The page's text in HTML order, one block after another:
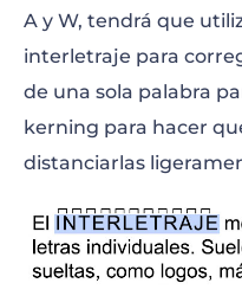
A y W, tendrá que
interletraje para
de una sola palabra
kerning para hacer
distanciarlas